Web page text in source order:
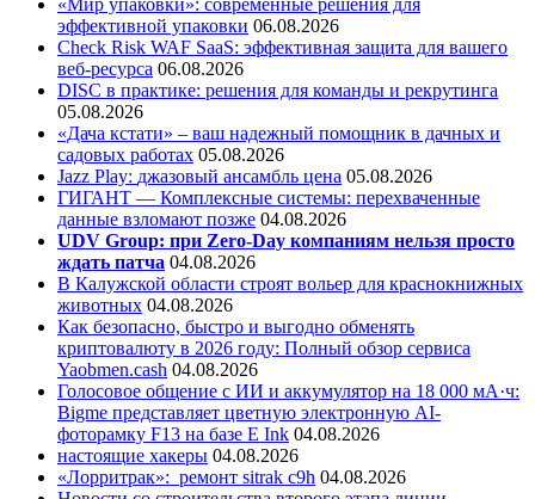
«Мир упаковки»: современные решения для
эффективной упаковки 06.08.2026
Check Risk WAF SaaS: эффективная защита для вашего
веб-ресурса 06.08.2026
DISC в практике: решения для команды и рекрутинга
05.08.2026
«Дача кстати» – ваш надежный помощник в дачных и
садовых работах 05.08.2026
Jazz Play: джазовый ансамбль цена 05.08.2026
ГИГАНТ — Комплексные системы: перехваченные
данные взломают позже 04.08.2026
UDV Group: при Zero-Day компаниям нельзя просто
ждать патча 04.08.2026
В Калужской области строят вольер для краснокнижных
животных 04.08.2026
Как безопасно, быстро и выгодно обменять
криптовалюту в 2026 году: Полный обзор сервиса
Yaobmen.cash 04.08.2026
Голосовое общение с ИИ и аккумулятор на 18 000 мА·ч:
Bigme представляет цветную электронную AI-
фоторамку F13 на базе E Ink 04.08.2026
настоящие хакеры 04.08.2026
«Лорритрак»: ремонт sitrak c9h 04.08.2026